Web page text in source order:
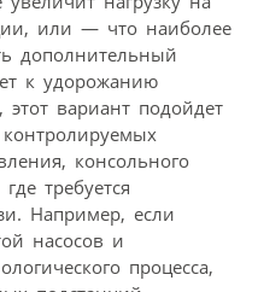
или — что наиболее
дополнительный
к удорожанию
вариант подойдет
консольного
требуется
Например, если
насосов и
процесса,